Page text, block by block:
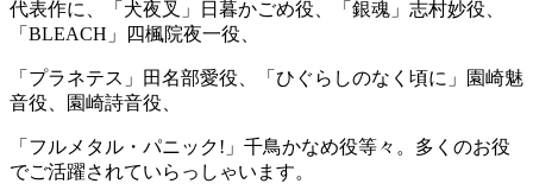
代表作に、「犬夜叉」日暮かごめ役、「銀魂」志村妙役、
「BLEACH」四楓院夜一役、
「プラネテス」田名部愛役、「ひぐらしのなく頃に」園崎魅
音役、園崎詩音役、
「フルメタル・パニック!」千鳥かなめ役等々。多くのお役
でご活躍されていらっしゃいます。